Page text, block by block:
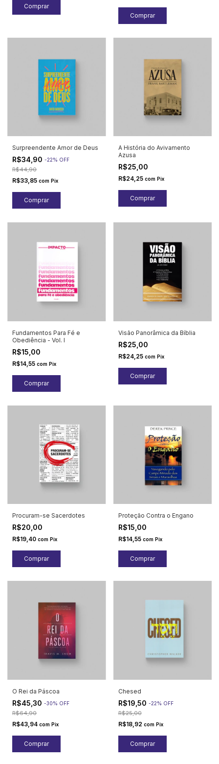
Surpreendente Amor de Deus
R$34,90 -22% OFF
R$44,90
R$33,85 com Pix
A História do Avivamento
Azusa
R$25,00
R$24,25 com Pix
Fundamentos Para Fé e
Obediência - Vol. I
R$15,00
R$14,55 com Pix
Visão Panorâmica da Bíblia
R$25,00
R$24,25 com Pix
Procuram-se Sacerdotes
R$20,00
R$19,40 com Pix
Proteção Contra o Engano
R$15,00
R$14,55 com Pix
O Rei da Páscoa
R$45,30 -30% OFF
R$64,90
R$43,94 com Pix
Chesed
R$19,50 -22% OFF
R$25,00
R$18,92 com Pix